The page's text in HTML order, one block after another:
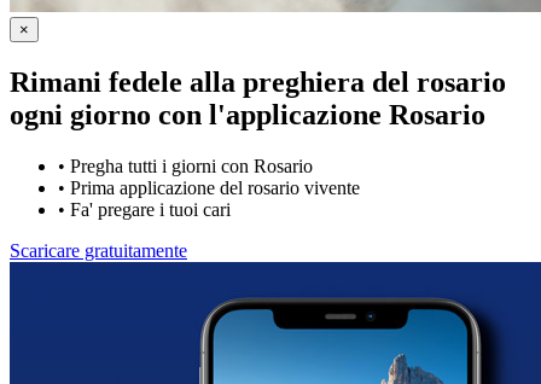
×
Rimani fedele alla preghiera del rosario
ogni giorno con l'applicazione Rosario
• Pregha tutti i giorni con Rosario
• Prima applicazione del rosario vivente
• Fa' pregare i tuoi cari
Scaricare gratuitamente